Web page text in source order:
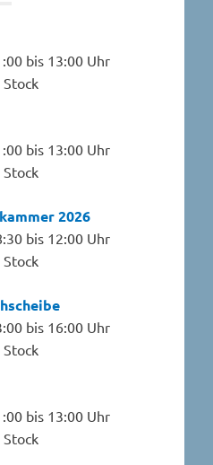
bis 13:00 Uhr
bis 13:00 Uhr
2026
bis 12:00 Uhr
bis 16:00 Uhr
bis 13:00 Uhr